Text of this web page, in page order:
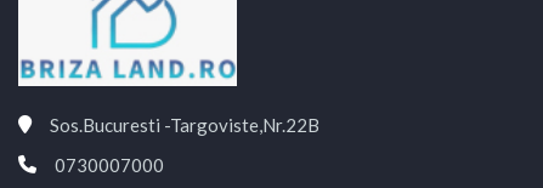
Sos.Bucuresti -Targoviste,Nr.22B
0730007000